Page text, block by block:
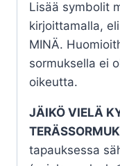
Lisää symbolit
kirjoittamalla,
MINÄ.
sormuksella ei
oikeutta.
JÄIKÖ VIELÄ
tapauksessa